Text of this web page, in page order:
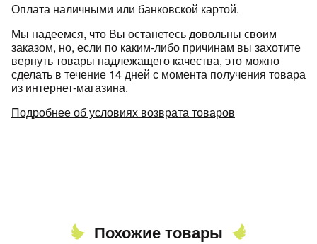
Оплата наличными или банковской картой.
Мы надеемся, что Вы останетесь довольны своим
заказом, но, если по каким-либо причинам вы захотите
вернуть товары надлежащего качества, это можно
сделать в течение 14 дней с момента получения товара
из интернет-магазина.
Подробнее об условиях возврата товаров
Похожие товары